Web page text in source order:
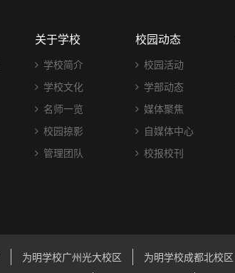
关于学校
学校简介
学校文化
名师一览
校园掠影
管理团队
校园动态
校园活动
学部动态
媒体聚焦
自媒体中心
校报校刊
为明学校广州光大校区 为明学校成都北校区